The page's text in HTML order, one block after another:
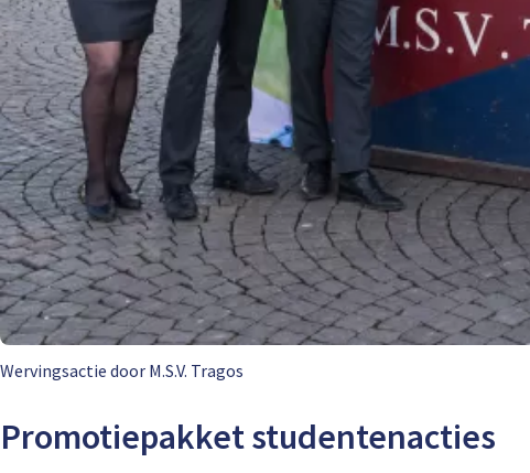
Wervingsactie door M.S.V. Tragos
Promotiepakket studentenacties